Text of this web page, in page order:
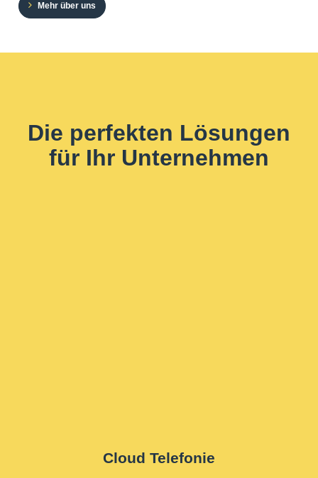
Mehr über uns
Die perfekten Lösungen
für Ihr Unternehmen
Cloud Telefonie